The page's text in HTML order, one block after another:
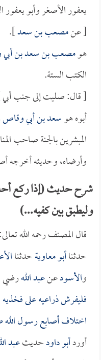
يعفور الأصغر وأبو يعفور
[ عنمصعب بن سعد].
هومصعب بن سعد بن
الكتب الستة.
[ قال: صليت إلى جنب
أبوه هوسعد بن أبي وقاص
المبشرين بالجنة صاحب
وأرضاه، وحديثه أخرجه
شرح حديث (إذا ركع
وليطبق بين كفيه...)
قال المصنف رحمه الله
حدثناأبو معاويةحدثنا
والأسودعنعبد اللهرضي
فليفرش ذراعيه على فخذيه
اختلاف أصابع رسول الله
أوردأبو داودحديثعبد